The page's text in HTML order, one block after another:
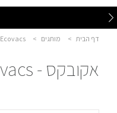
דף הבית > מותגים >
Ecovacs
אקובקס - Ecovacs